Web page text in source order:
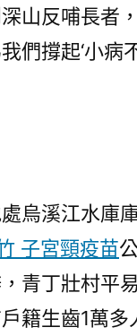
山反哺長者
們撐起‘小病
烏溪江水庫
子宮頸疫苗
青丁壯村平
籍生齒1萬多